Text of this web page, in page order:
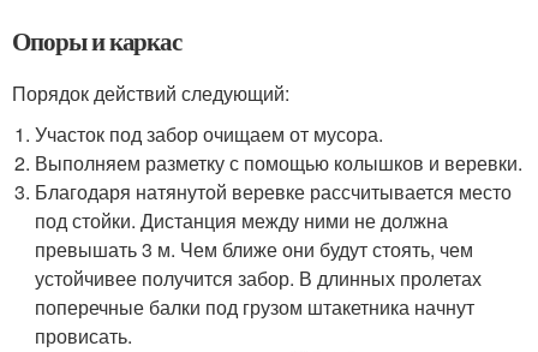
Опоры и каркас
Порядок действий следующий:
Участок под забор очищаем от мусора.
Выполняем разметку с помощью колышков и веревки.
Благодаря натянутой веревке рассчитывается место
под стойки. Дистанция между ними не должна
превышать 3 м. Чем ближе они будут стоять, чем
устойчивее получится забор. В длинных пролетах
поперечные балки под грузом штакетника начнут
провисать.